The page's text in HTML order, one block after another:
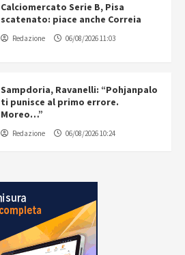
Calciomercato Serie B, Pisa
scatenato: piace anche Correia
Redazione 06/08/2026 11:03
Sampdoria, Ravanelli: “Pohjanpalo
ti punisce al primo errore.
Moreo…”
Redazione 06/08/2026 10:24